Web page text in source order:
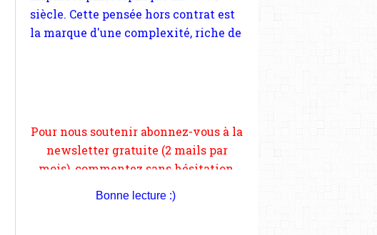
apte à un plus grand nombre de
choses.
et si vous le pouvez faîtes des liens
depuis votre site.
Bonne lecture :)